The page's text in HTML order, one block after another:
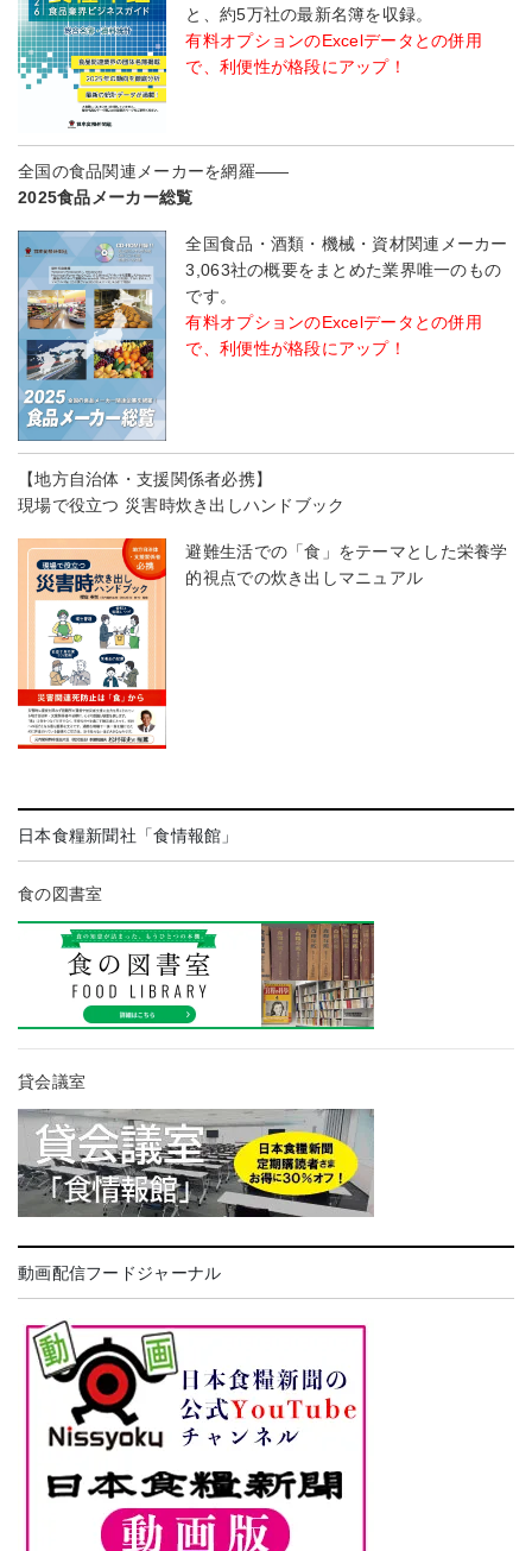
と、約5万社の最新名簿を収録。
有料オプションのExcelデータとの併用
で、利便性が格段にアップ！
全国の食品関連メーカーを網羅――
2025食品メーカー総覧
全国食品・酒類・機械・資材関連メーカー
3,063社の概要をまとめた業界唯一のもの
です。
有料オプションのExcelデータとの併用
で、利便性が格段にアップ！
【地方自治体・支援関係者必携】
現場で役立つ 災害時炊き出しハンドブック
避難生活での「食」をテーマとした栄養学
的視点での炊き出しマニュアル
日本食糧新聞社「食情報館」
食の図書室
貸会議室
動画配信フードジャーナル